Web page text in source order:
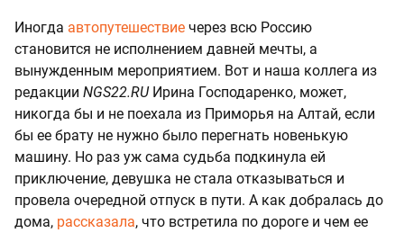
Иногда автопутешествие через всю Россию
становится не исполнением давней мечты, а
вынужденным мероприятием. Вот и наша коллега из
редакции NGS22.RUИрина Господаренко, может,
никогда бы и не поехала из Приморья на Алтай, если
бы ее брату не нужно было перегнать новенькую
машину. Но раз уж сама судьба подкинула ей
приключение, девушка не стала отказываться и
провела очередной отпуск в пути. А как добралась до
дома, рассказала, что встретила по дороге и чем ее